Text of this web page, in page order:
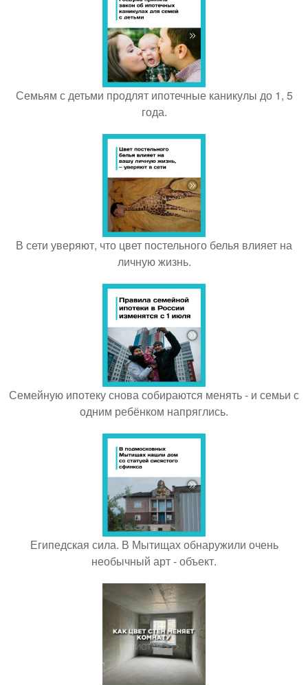
Семьям с детьми продлят ипотечные каникулы до 1, 5
года.
В сети уверяют, что цвет постельного белья влияет на
личную жизнь.
Семейную ипотеку снова собираются менять - и семьи с
одним ребёнком напряглись.
Египедская сила. В Мытищах обнаружили очень
необычный арт - объект.